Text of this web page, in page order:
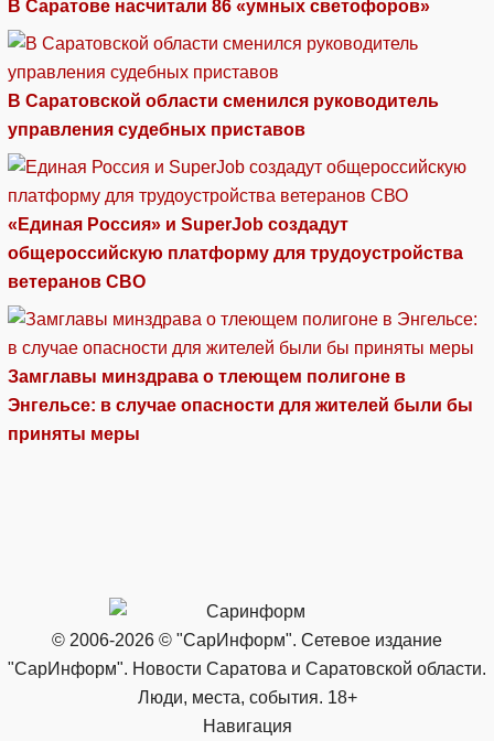
В Саратове насчитали 86 «умных светофоров»
В Саратовской области сменился руководитель
управления судебных приставов
«Единая Россия» и SuperJob создадут
общероссийскую платформу для трудоустройства
ветеранов СВО
Замглавы минздрава о тлеющем полигоне в
Энгельсе: в случае опасности для жителей были бы
приняты меры
© 2006-2026 © "СарИнформ". Сетевое издание
"СарИнформ". Новости Саратова и Саратовской области.
Люди, места, события. 18+
Навигация